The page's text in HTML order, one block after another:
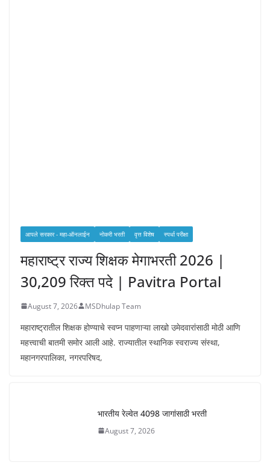
आपले सरकार - महा-ऑनलाईन नोकरी भरती वृत्त विशेष स्पर्धा परीक्षा
महाराष्ट्र राज्य शिक्षक मेगाभरती 2026 |
30,209 रिक्त पदे | Pavitra Portal
August 7, 2026 MSDhulap Team
महाराष्ट्रातील शिक्षक होण्याचे स्वप्न पाहणाऱ्या लाखो उमेदवारांसाठी मोठी आणि
महत्त्वाची बातमी समोर आली आहे. राज्यातील स्थानिक स्वराज्य संस्था,
महानगरपालिका, नगरपरिषद,
भारतीय रेल्वेत 4098 जागांसाठी भरती
August 7, 2026